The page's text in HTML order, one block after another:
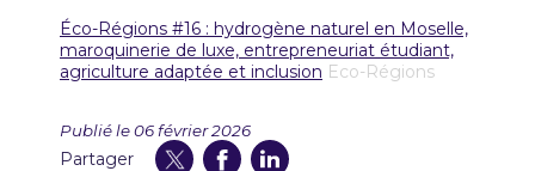
Éco-Régions #16 : hydrogène naturel en Moselle,
maroquinerie de luxe, entrepreneuriat étudiant,
agriculture adaptée et inclusion Eco-Régions
Publié le 06 février 2026
Partager